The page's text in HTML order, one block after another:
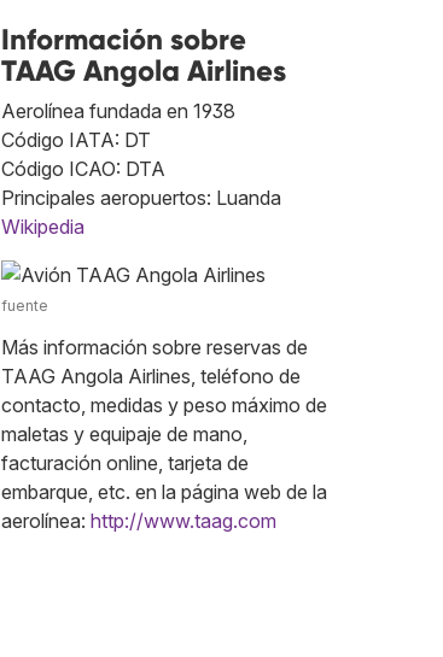
Información sobre
TAAG Angola Airlines
Aerolínea fundada en 1938
Código IATA: DT
Código ICAO: DTA
Principales aeropuertos: Luanda
Wikipedia
fuente
Más información sobre reservas de
TAAG Angola Airlines, teléfono de
contacto, medidas y peso máximo de
maletas y equipaje de mano,
facturación online, tarjeta de
embarque, etc. en la página web de la
aerolínea: http://www.taag.com